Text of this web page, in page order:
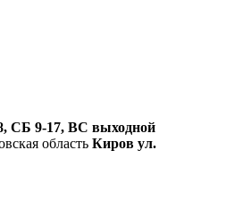
, СБ 9-17, ВС выходной
область Киров ул.